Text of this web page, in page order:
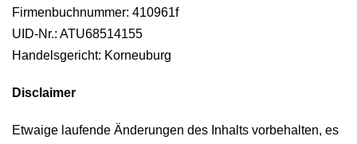
Firmenbuchnummer: 410961f
UID-Nr.: ATU68514155
Handelsgericht: Korneuburg
Disclaimer
Etwaige laufende Änderungen des Inhalts vorbehalten, es